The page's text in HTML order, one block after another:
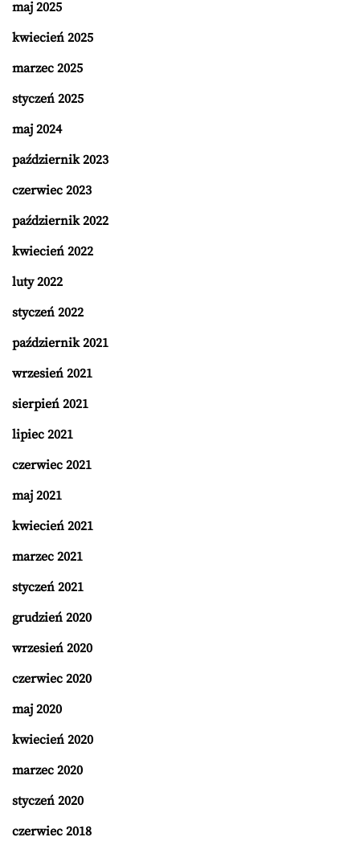
maj 2025
kwiecień 2025
marzec 2025
styczeń 2025
maj 2024
październik 2023
czerwiec 2023
październik 2022
kwiecień 2022
luty 2022
styczeń 2022
październik 2021
wrzesień 2021
sierpień 2021
lipiec 2021
czerwiec 2021
maj 2021
kwiecień 2021
marzec 2021
styczeń 2021
grudzień 2020
wrzesień 2020
czerwiec 2020
maj 2020
kwiecień 2020
marzec 2020
styczeń 2020
czerwiec 2018